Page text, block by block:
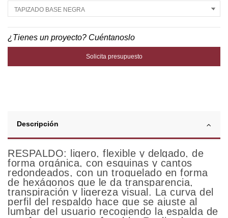
¿Tienes un proyecto? Cuéntanoslo
Solicita presupuesto
Descripción
RESPALDO: ligero, flexible y delgado, de
forma orgánica, con esquinas y cantos
redondeados, con un troquelado en forma
de hexágonos que le da transparencia,
transpiración y ligereza visual. La curva del
perfil del respaldo hace que se ajuste al
lumbar del usuario recogiendo la espalda de